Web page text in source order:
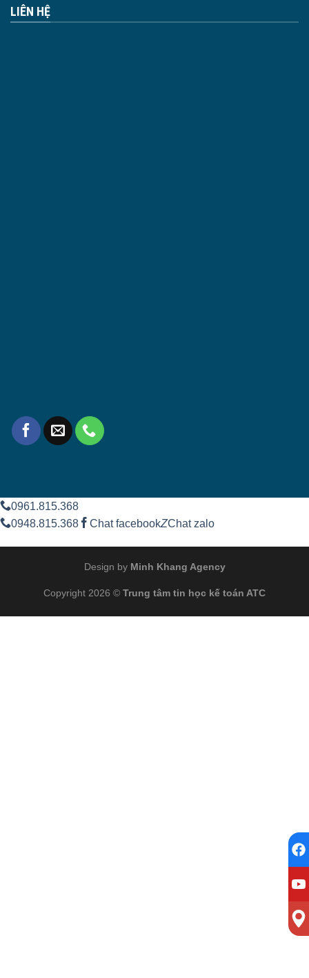
LIÊN HỆ
0961.815.368
0948.815.368
Chat facebookZChat zalo
Design by Minh Khang Agency
Copyright 2026 © Trung tâm tin học kế toán ATC